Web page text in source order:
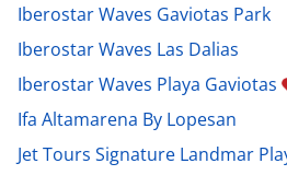
Iberostar Waves Gaviotas Park
Iberostar Waves Las Dalias
Iberostar Waves Playa Gaviotas
Ifa Altamarena By Lopesan
Jet Tours Signature Landmar